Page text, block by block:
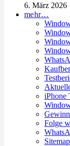
6. März 2026
mehr…
iPhone
Folge